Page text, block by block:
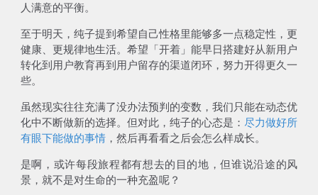
人满意的平衡。
至于明天，纯子提到希望自己性格里能够多一点稳定性，更
健康、更规律地生活。希望「开着」能早日搭建好从新用户
转化到用户教育再到用户留存的渠道闭环，努力开得更久一
些。
虽然现实往往充满了没办法预判的变数，我们只能在动态优
化中不断做新的选择。但对此，纯子的心态是： 尽力做好所
有眼下能做的事情，然后再看看之后会怎么样成长。
是啊，或许每段旅程都有想去的目的地，但谁说沿途的风
景，就不是对生命的一种充盈呢？